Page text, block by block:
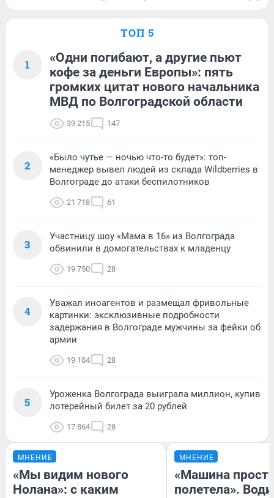
ТОП 5
1
«Одни погибают, а другие пьют
кофе за деньги Европы»: пять
громких цитат нового начальника
МВД по Волгоградской области
39 215 147
2
«Было чутье — ночью что-то будет»: топ-
менеджер вывел людей из склада Wildberries в
Волгограде до атаки беспилотников
21 718 61
3
Участницу шоу «Мама в 16» из Волгограда
обвинили в домогательствах к младенцу
19 750 28
4
Уважал иноагентов и размещал фривольные
картинки: эксклюзивные подробности
задержания в Волгограде мужчины за фейки об
армии
19 104 28
5
Уроженка Волгограда выиграла миллион, купив
лотерейный билет за 20 рублей
17 864 28
МНЕНИЕ
«Мы видим нового
Нолана»: с каким
МНЕНИЕ
«Машина
полетела».